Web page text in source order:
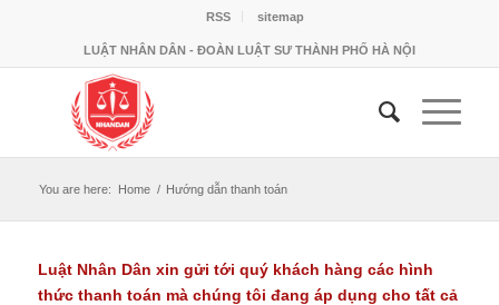
RSS sitemap
LUẬT NHÂN DÂN - ĐOÀN LUẬT SƯ THÀNH PHỐ HÀ NỘI
You are here: Home / Hướng dẫn thanh toán
Luật Nhân Dân xin gửi tới quý khách hàng các hình
thức thanh toán mà chúng tôi đang áp dụng cho tất cả